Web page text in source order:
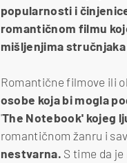
popularnosti i
romantičnom filmu
mišljenjima stručnjaka
Romantične filmove ili
osobe koja bi mogla
'The Notebook' kojeg
romantičnom žanru i
nestvarna. S time da